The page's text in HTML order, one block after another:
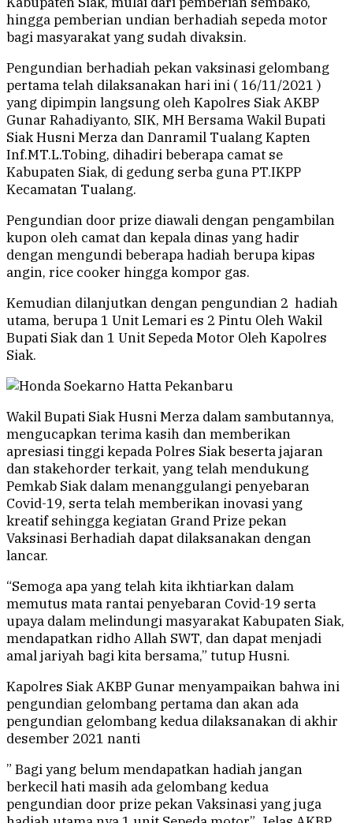
hingga pemberian undian berhadiah sepeda motor
bagi masyarakat yang sudah divaksin.
Pengundian berhadiah pekan vaksinasi gelombang
pertama telah dilaksanakan hari ini ( 16/11/2021 )
yang dipimpin langsung oleh Kapolres Siak AKBP
Gunar Rahadiyanto, SIK, MH Bersama Wakil Bupati
Siak Husni Merza dan Danramil Tualang Kapten
Inf.MT.L.Tobing, dihadiri beberapa camat se
Kabupaten Siak, di gedung serba guna PT.IKPP
Kecamatan Tualang.
Pengundian door prize diawali dengan pengambilan
kupon oleh camat dan kepala dinas yang hadir
dengan mengundi beberapa hadiah berupa kipas
angin, rice cooker hingga kompor gas.
Kemudian dilanjutkan dengan pengundian 2 hadiah
utama, berupa 1 Unit Lemari es 2 Pintu Oleh Wakil
Bupati Siak dan 1 Unit Sepeda Motor Oleh Kapolres
Siak.
Wakil Bupati Siak Husni Merza dalam sambutannya,
mengucapkan terima kasih dan memberikan
apresiasi tinggi kepada Polres Siak beserta jajaran
dan stakehorder terkait, yang telah mendukung
Pemkab Siak dalam menanggulangi penyebaran
Covid-19, serta telah memberikan inovasi yang
kreatif sehingga kegiatan Grand Prize pekan
Vaksinasi Berhadiah dapat dilaksanakan dengan
lancar.
“Semoga apa yang telah kita ikhtiarkan dalam
memutus mata rantai penyebaran Covid-19 serta
upaya dalam melindungi masyarakat Kabupaten Siak,
mendapatkan ridho Allah SWT, dan dapat menjadi
amal jariyah bagi kita bersama,” tutup Husni.
Kapolres Siak AKBP Gunar menyampaikan bahwa ini
pengundian gelombang pertama dan akan ada
pengundian gelombang kedua dilaksanakan di akhir
desember 2021 nanti
” Bagi yang belum mendapatkan hadiah jangan
berkecil hati masih ada gelombang kedua
pengundian door prize pekan Vaksinasi yang juga